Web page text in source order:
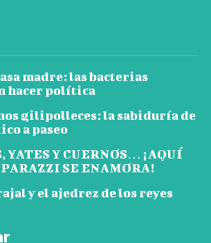
madre: las bacterias
hacer política
gilipolleces: la sabiduría de
a paseo
YATES Y CUERNOS… ¡AQUÍ
SE ENAMORA!
y el ajedrez de los reyes